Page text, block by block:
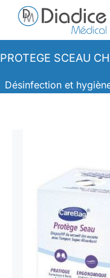
Passer
contenu
PROTEGE SCEAU
Désinfection et